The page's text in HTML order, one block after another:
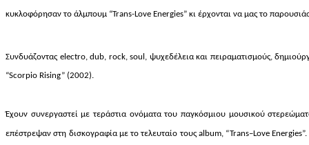
κυκλοφόρησαν το άλμπουμ “Trans-Love Energies” κι έρχονται να μας το
Συνδυάζοντας electro,dub, rock,soul , ψυχεδέλεια και πειραματισμούς,
“Scorpio Rising” (2002).
Έχουν συνεργαστεί με τεράστια ονόματα του παγκόσμιου μουσικού
επέστρεψαν στη δισκογραφία με το τελευταίο τους album, “Trans–Love Energies